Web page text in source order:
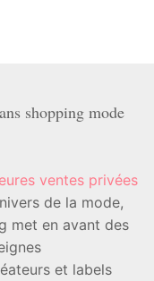
shopping mode
ventes privées
de la mode,
met en avant des
et labels